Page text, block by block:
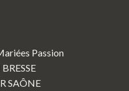
Passion
SAÔNE